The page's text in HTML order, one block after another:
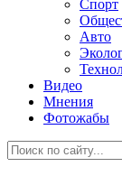
Спорт
Авто
Видео
Мнения
Фотожабы